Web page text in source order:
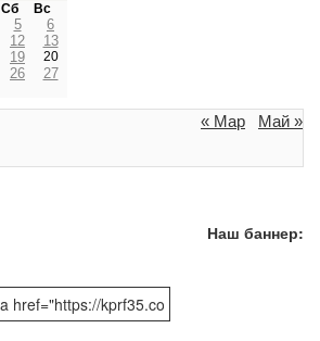
Сб Вс
5
6
12
13
19 20
26
27
« Мар Май »
Наш баннер: